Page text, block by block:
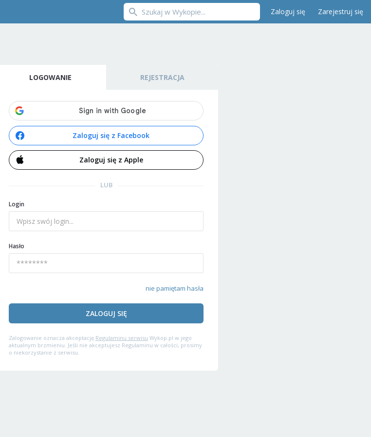
Zaloguj się Zarejestruj się
LOGOWANIE REJESTRACJA
Zaloguj się z Facebook
Zaloguj się z Apple
LUB
Login
Hasło
nie pamiętam hasła
ZALOGUJ SIĘ
Zalogowanie oznacza akceptację Regulaminu serwisu Wykop.pl w jego
aktualnym brzmieniu. Jeśli nie akceptujesz Regulaminu w całości, prosimy
o niekorzystanie z serwisu.